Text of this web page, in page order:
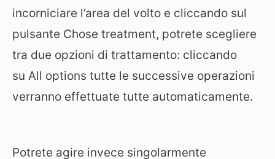
incorniciare l’area del volto e cliccando sul
pulsante Chose treatment, potrete scegliere
tra due opzioni di trattamento: cliccando
su All options tutte le successive operazioni
verranno effettuate tutte automaticamente.
Potrete agire invece singolarmente